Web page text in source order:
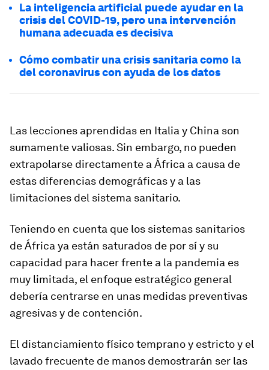
La inteligencia artificial puede ayudar en la
crisis del COVID-19, pero una intervención
humana adecuada es decisiva
Cómo combatir una crisis sanitaria como la
del coronavirus con ayuda de los datos
Las lecciones aprendidas en Italia y China son
sumamente valiosas. Sin embargo, no pueden
extrapolarse directamente a África a causa de
estas diferencias demográficas y a las
limitaciones del sistema sanitario.
Teniendo en cuenta que los sistemas sanitarios
de África ya están saturados de por sí y su
capacidad para hacer frente a la pandemia es
muy limitada, el enfoque estratégico general
debería centrarse en unas medidas preventivas
agresivas y de contención.
El distanciamiento físico temprano y estricto y el
lavado frecuente de manos demostrarán ser las